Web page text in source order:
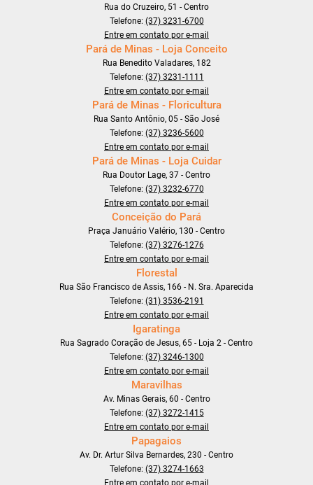
Rua do Cruzeiro, 51 - Centro
Telefone: (37) 3231-6700
Entre em contato por e-mail
Pará de Minas - Loja Conceito
Rua Benedito Valadares, 182
Telefone: (37) 3231-1111
Entre em contato por e-mail
Pará de Minas - Floricultura
Rua Santo Antônio, 05 - São José
Telefone: (37) 3236-5600
Entre em contato por e-mail
Pará de Minas - Loja Cuidar
Rua Doutor Lage, 37 - Centro
Telefone: (37) 3232-6770
Entre em contato por e-mail
Conceição do Pará
Praça Januário Valério, 130 - Centro
Telefone: (37) 3276-1276
Entre em contato por e-mail
Florestal
Rua São Francisco de Assis, 166 - N. Sra. Aparecida
Telefone: (31) 3536-2191
Entre em contato por e-mail
Igaratinga
Rua Sagrado Coração de Jesus, 65 - Loja 2 - Centro
Telefone: (37) 3246-1300
Entre em contato por e-mail
Maravilhas
Av. Minas Gerais, 60 - Centro
Telefone: (37) 3272-1415
Entre em contato por e-mail
Papagaios
Av. Dr. Artur Silva Bernardes, 230 - Centro
Telefone: (37) 3274-1663
Entre em contato por e-mail